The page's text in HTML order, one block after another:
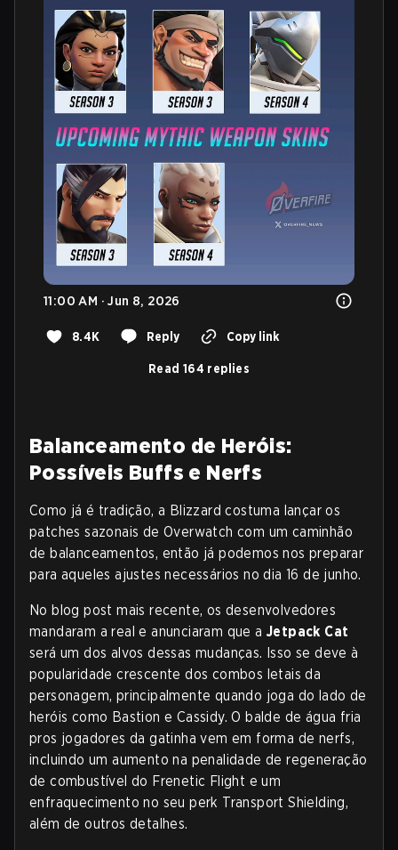
11:00 AM · Jun 8, 2026
8.4K Reply Copy link
Read 164 replies
Balanceamento de Heróis:
Possíveis Buffs e Nerfs
Como já é tradição, a Blizzard costuma lançar os
patches sazonais de Overwatch com um caminhão
de balanceamentos, então já podemos nos preparar
para aqueles ajustes necessários no dia 16 de junho.
No blog post mais recente, os desenvolvedores
mandaram a real e anunciaram que a Jetpack Cat
será um dos alvos dessas mudanças. Isso se deve à
popularidade crescente dos combos letais da
personagem, principalmente quando joga do lado de
heróis como Bastion e Cassidy. O balde de água fria
pros jogadores da gatinha vem em forma de nerfs,
incluindo um aumento na penalidade de regeneração
de combustível do Frenetic Flight e um
enfraquecimento no seu perk Transport Shielding,
além de outros detalhes.